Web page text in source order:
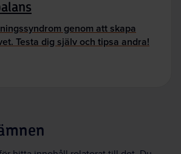
genom att skapa
Testa dig själv och tipsa andra!